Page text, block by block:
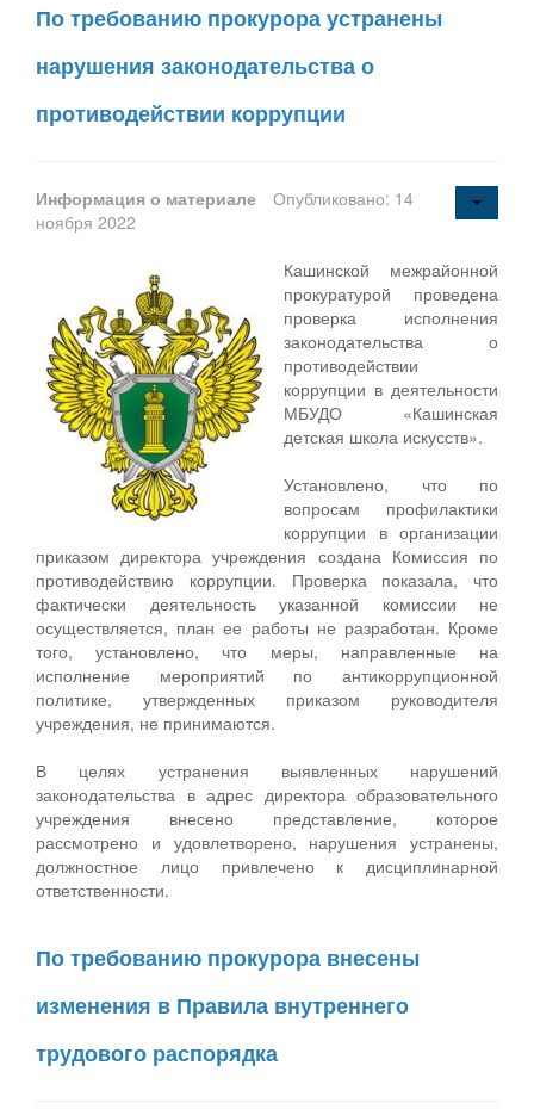
По требованию прокурора устранены
нарушения законодательства о
противодействии коррупции
Информация о материале
Опубликовано: 14
ноября 2022
Кашинской межрайонной
прокуратурой проведена
проверка исполнения
законодательства о
противодействии
коррупции в деятельности
МБУДО «Кашинская
детская школа искусств».
Установлено, что по
вопросам профилактики
коррупции в организации
приказом директора учреждения создана Комиссия по
противодействию коррупции. Проверка показала, что
фактически деятельность указанной комиссии не
осуществляется, план ее работы не разработан. Кроме
того, установлено, что меры, направленные на
исполнение мероприятий по антикоррупционной
политике, утвержденных приказом руководителя
учреждения, не принимаются.
В целях устранения выявленных нарушений
законодательства в адрес директора образовательного
учреждения внесено представление, которое
рассмотрено и удовлетворено, нарушения устранены,
должностное лицо привлечено к дисциплинарной
ответственности.
По требованию прокурора внесены
изменения в Правила внутреннего
трудового распорядка